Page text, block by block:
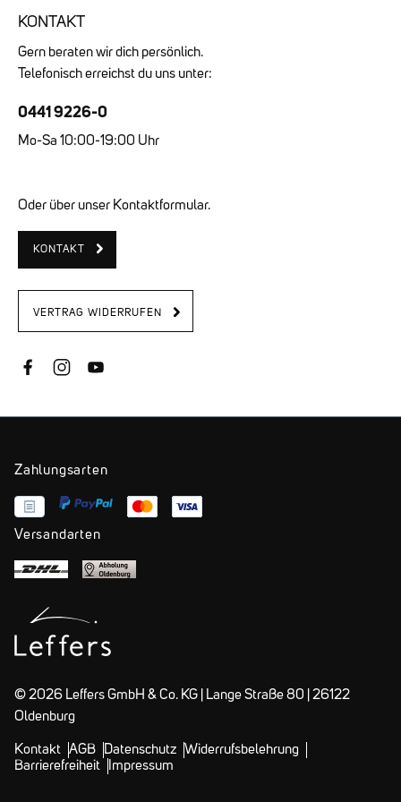
KONTAKT
Gern beraten wir dich persönlich.
Telefonisch erreichst du uns unter:
0441 9226-0
Mo-Sa 10:00-19:00 Uhr
Oder über unser Kontaktformular.
KONTAKT
VERTRAG WIDERRUFEN
Zahlungsarten
Versandarten
© 2026 Leffers GmbH & Co. KG | Lange Straße 80 | 26122
Oldenburg
Kontakt AGB Datenschutz Widerrufsbelehrung
Barrierefreiheit
Impressum